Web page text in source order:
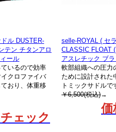
ル DUSTER-
テン チタンアロ
ール
いるので効率
クロファイバ
おり、体重移
ェック
selle-ROYAL ( セ
CLASSIC FLOAT
アスレチック ブ
軟部組織への圧力
ために設計された
トミックサドルで
￥6,500(税込)→
価